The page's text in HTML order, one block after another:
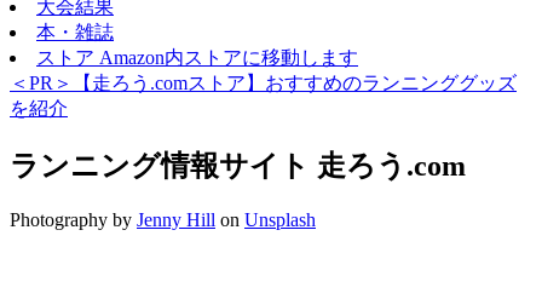
大会結果
本・雑誌
ストア Amazon内ストアに移動します
＜PR＞【走ろう.comストア】おすすめのランニンググッズ
を紹介
ランニング情報サイト 走ろう.com
Photography by Jenny Hill on Unsplash